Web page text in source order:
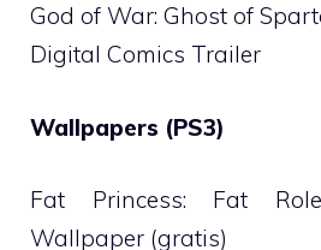
God of War: Ghost of
Digital Comics Trailer
Wallpapers (PS3)
Fat Princess: Fat
Wallpaper (gratis)